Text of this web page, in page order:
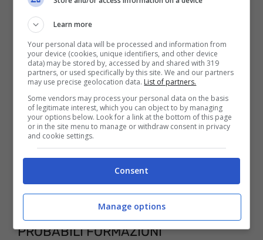
almeno tre anni, a quel punto DAZN sarà
compreso nel vostro abbonamento in
forma totalmente gratuita.
PROBABILI FORMAZIONI
Learn more
Your personal data will be processed and information from
your device (cookies, unique identifiers, and other device
data) may be stored by, accessed by and shared with 319
partners, or used specifically by this site. We and our partners
may use precise geolocation data. List of partners.
Some vendors may process your personal data on the basis
of legitimate interest, which you can object to by managing
your options below. Look for a link at the bottom of this page
or in the site menu to manage or withdraw consent in privacy
and cookie settings.
Consent
Manage options